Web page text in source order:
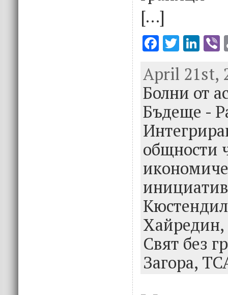
[…]
F
e
b
o
o
k
T
it
te
r
Li
k
e
dI
n
April 21st,
Болни от
Бъдеще -
общности
Хайредин,
Свят без
Загора,